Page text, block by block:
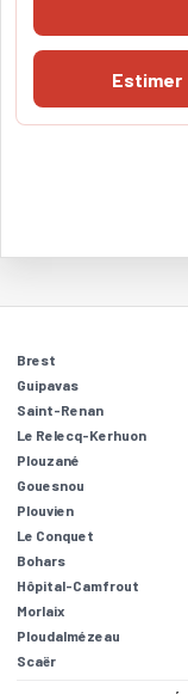
Estimer
Brest
Guipavas
Saint-Renan
Le Relecq-Kerhuon
Plouzané
Gouesnou
Plouvien
Le Conquet
Bohars
Hôpital-Camfrout
Morlaix
Ploudalmézeau
Scaër